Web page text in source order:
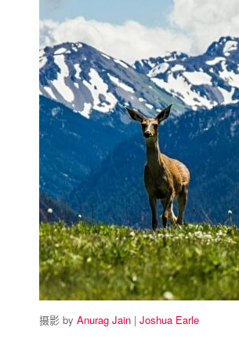
摄影 by Anurag Jain | Joshua Earle